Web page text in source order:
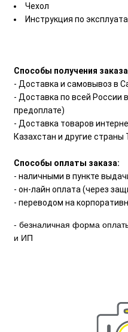
Чехол
Инструкция по
Способы получения
- Доставка и самовывоз в
- Доставка по всей России
предоплате)
- Доставка товаров
Казахстан и другие страны
Способы оплаты заказа:
- наличными в пункте
- он-лайн оплата (через
- переводом на
- безналичная форма
и ИП